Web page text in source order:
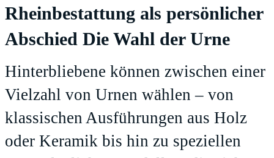
Rheinbestattung als persönlicher
Abschied Die Wahl der Urne
Hinterbliebene können zwischen einer
Vielzahl von Urnen wählen – von
klassischen Ausführungen aus Holz
oder Keramik bis hin zu speziellen